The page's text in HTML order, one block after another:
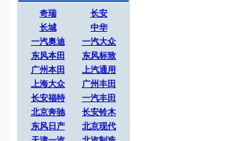
奇瑞
长安
长城
中华
一汽奥迪
一汽大众
东风本田
东风标致
广州本田
上汽通用
上海大众
广州丰田
长安福特
一汽丰田
北京奔驰
长安铃木
东风日产
北京现代